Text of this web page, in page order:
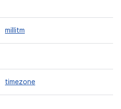
millitm
timezone